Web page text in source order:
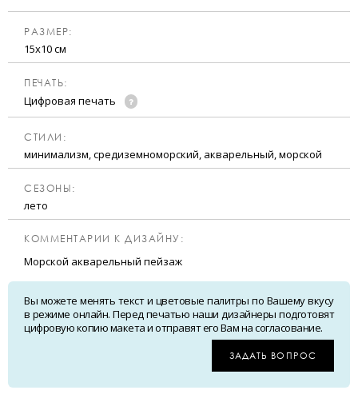
РАЗМЕР:
15х10 см
ПЕЧАТЬ:
Цифровая печать
CТИЛИ:
минимализм, средиземноморский, акварельный, морской
CЕЗОНЫ:
лето
КОММЕНТАРИИ К ДИЗАЙНУ:
Морской акварельный пейзаж
Вы можете менять текст и цветовые палитры по Вашему вкусу
в режиме онлайн. Перед печатью наши дизайнеры подготовят
цифровую копию макета и отправят его Вам на согласование.
ЗАДАТЬ ВОПРОС